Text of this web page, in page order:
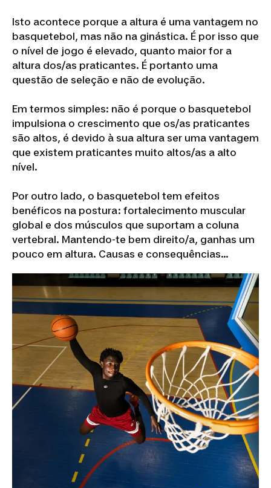
Isto acontece porque a altura é uma vantagem no
basquetebol, mas não na ginástica. É por isso que
o nível de jogo é elevado, quanto maior for a
altura dos/as praticantes. É portanto uma
questão de seleção e não de evolução.
Em termos simples: não é porque o basquetebol
impulsiona o crescimento que os/as praticantes
são altos, é devido à sua altura ser uma vantagem
que existem praticantes muito altos/as a alto
nível.
Por outro lado, o basquetebol tem efeitos
benéficos na postura: fortalecimento muscular
global e dos músculos que suportam a coluna
vertebral. Mantendo-te bem direito/a, ganhas um
pouco em altura. Causas e consequências…